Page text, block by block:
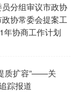
分组审议市政协
协常委会提案工
年协商工作计划
质扩容”——关
踪报道